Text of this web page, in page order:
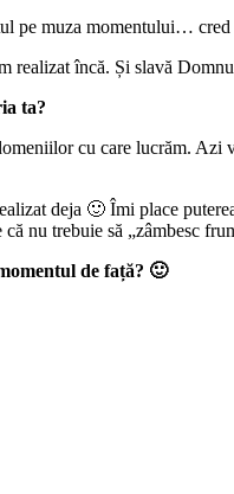
pe muza momentului…
realizat încă. Și slavă
ta?
cu care lucrăm.
deja 🙂 Îmi place
nu trebuie să „zâmbesc
de față? 🙂